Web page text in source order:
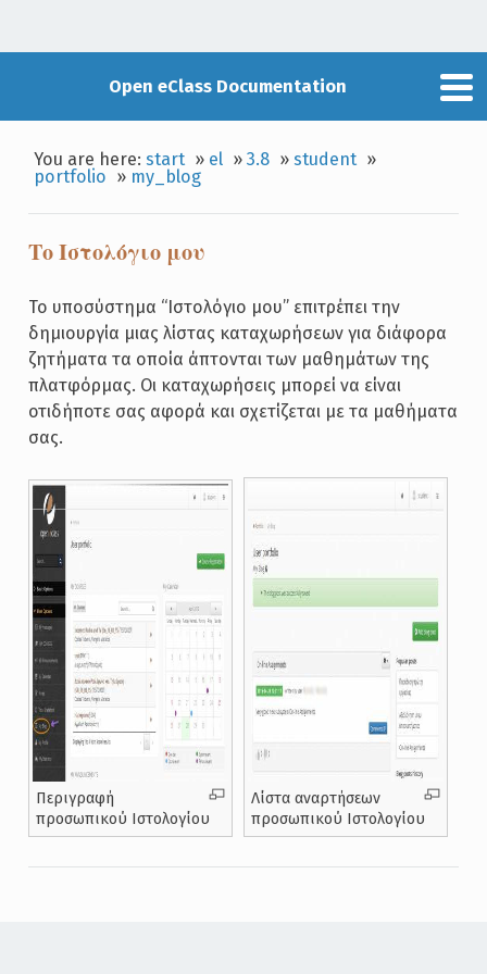
Open eClass Documentation
You are here:start » el »3.8 »student »
portfolio » my_blog
Το Ιστολόγιο μου
Το υποσύστημα “Ιστολόγιο μου” επιτρέπει την
δημιουργία μιας λίστας καταχωρήσεων για διάφορα
ζητήματα τα οποία άπτονται των μαθημάτων της
πλατφόρμας. Οι καταχωρήσεις μπορεί να είναι
οτιδήποτε σας αφορά και σχετίζεται με τα μαθήματα
σας.
Περιγραφή
προσωπικού Ιστολογίου
Λίστα αναρτήσεων
προσωπικού Ιστολογίου